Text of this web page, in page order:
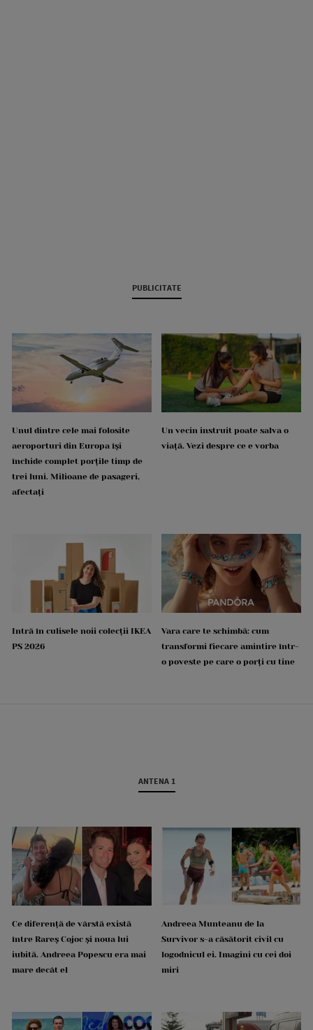
PUBLICITATE
Unul dintre cele mai folosite
aeroporturi din Europa își
închide complet porțile timp de
trei luni. Milioane de pasageri,
afectați
Un vecin instruit poate salva o
viață. Vezi despre ce e vorba
Intră în culisele noii colecții IKEA
PS 2026
Vara care te schimbă: cum
transformi fiecare amintire într-
o poveste pe care o porți cu tine
ANTENA 1
Ce diferență de vârstă există
între Rareș Cojoc și noua lui
iubită. Andreea Popescu era mai
mare decât el
Andreea Munteanu de la
Survivor s-a căsătorit civil cu
logodnicul ei. Imagini cu cei doi
miri